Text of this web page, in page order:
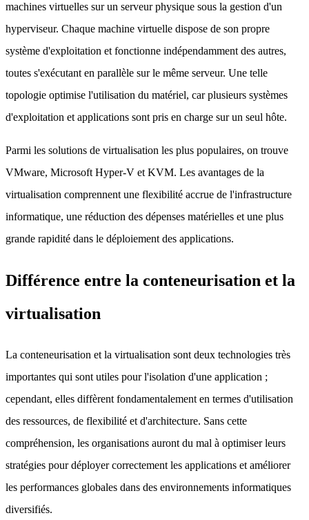
machines virtuelles sur un serveur physique sous la gestion d'un
hyperviseur. Chaque machine virtuelle dispose de son propre
système d'exploitation et fonctionne indépendamment des autres,
toutes s'exécutant en parallèle sur le même serveur. Une telle
topologie optimise l'utilisation du matériel, car plusieurs systèmes
d'exploitation et applications sont pris en charge sur un seul hôte.
Parmi les solutions de virtualisation les plus populaires, on trouve
VMware, Microsoft Hyper-V et KVM. Les avantages de la
virtualisation comprennent une flexibilité accrue de l'infrastructure
informatique, une réduction des dépenses matérielles et une plus
grande rapidité dans le déploiement des applications.
Différence entre la conteneurisation et la
virtualisation
La conteneurisation et la virtualisation sont deux technologies très
importantes qui sont utiles pour l'isolation d'une application ;
cependant, elles diffèrent fondamentalement en termes d'utilisation
des ressources, de flexibilité et d'architecture. Sans cette
compréhension, les organisations auront du mal à optimiser leurs
stratégies pour déployer correctement les applications et améliorer
les performances globales dans des environnements informatiques
diversifiés.